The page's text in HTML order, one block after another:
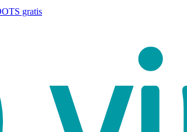
gratis